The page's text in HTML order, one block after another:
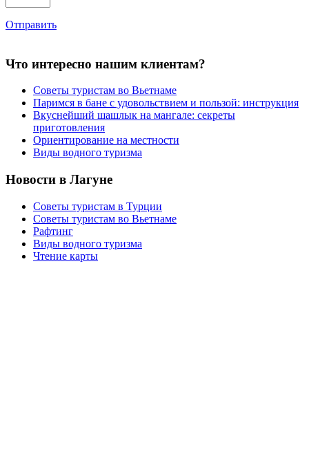
Отправить
Что интересно нашим клиентам?
Советы туристам во Вьетнаме
Паримся в бане с удовольствием и пользой: инструкция
Вкуснейший шашлык на мангале: секреты
приготовления
Ориентирование на местности
Виды водного туризма
Новости в Лагуне
Советы туристам в Турции
Советы туристам во Вьетнаме
Рафтинг
Виды водного туризма
Чтение карты